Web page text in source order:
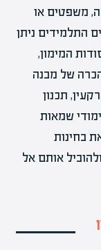
משפטים או
התלמידים ניתן
המימון,
של מבנה
תכנון
שמאות
בחינות
אותם אל